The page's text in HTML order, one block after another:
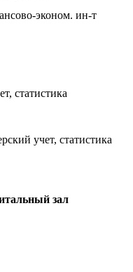
эконом. ин-т
статистика
учет, статистика
зал